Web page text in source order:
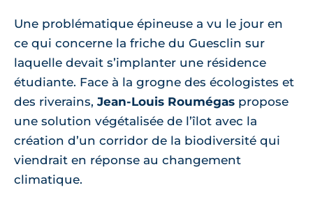
Une problématique épineuse a vu le jour en
ce qui concerne la friche du Guesclin sur
laquelle devait s’implanter une résidence
étudiante. Face à la grogne des écologistes et
des riverains, Jean-Louis Roumégas propose
une solution végétalisée de l’îlot avec la
création d’un corridor de la biodiversité qui
viendrait en réponse au changement
climatique.